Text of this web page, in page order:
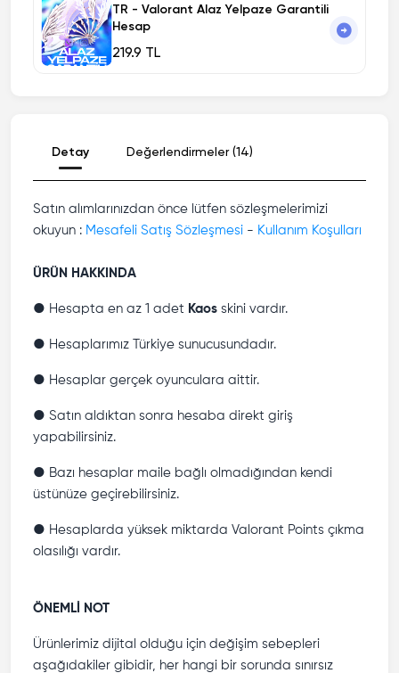
TR - Valorant Alaz Yelpaze Garantili
Hesap
219.9 TL
Detay Değerlendirmeler (14)
Satın alımlarınızdan önce lütfen sözleşmelerimizi
okuyun : Mesafeli Satış Sözleşmesi - Kullanım Koşulları
ÜRÜN HAKKINDA
● Hesapta en az 1 adet Kaos skini vardır.
● Hesaplarımız Türkiye sunucusundadır.
● Hesaplar gerçek oyunculara aittir.
● Satın aldıktan sonra hesaba direkt giriş
yapabilirsiniz.
● Bazı hesaplar maile bağlı olmadığından kendi
üstünüze geçirebilirsiniz.
● Hesaplarda yüksek miktarda Valorant Points çıkma
olasılığı vardır.
ÖNEMLİ NOT
Ürünlerimiz dijital olduğu için değişim sebepleri
aşağıdakiler gibidir, her hangi bir sorunda sınırsız